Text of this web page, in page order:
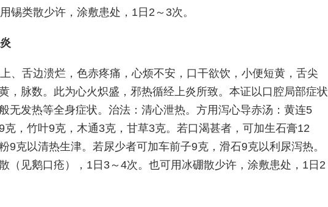
锡类散少许，涂敷患处，1日2～3次。
、舌边溃烂，色赤疼痛，心烦不安，口干欲饮，小便短黄，舌尖
，脉数。此为心火炽盛，邪热循经上炎所致。本证以口腔局部症状
无发热等全身症状。治法：清心泄热。方用泻心导赤汤：黄连5
克，竹叶9克，木通3克，甘草3克。若口渴甚者，可加生石膏12
9克以清热生津。若尿少者可加车前子9克，滑石9克以利尿泻热。
（见鹅口疮），1日3～4次。也可用冰硼散少许，涂敷患处，1日2